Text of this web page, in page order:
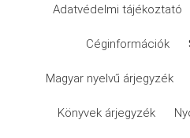
Adatvédelmi tájékoztató
Céginformációk
Magyar nyelvű árjegyzék
Könyvek árjegyzék